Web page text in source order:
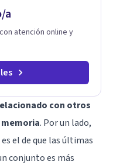
a
atención online y
con otros
. Por un lado,
es el de que las últimas
conjunto es más